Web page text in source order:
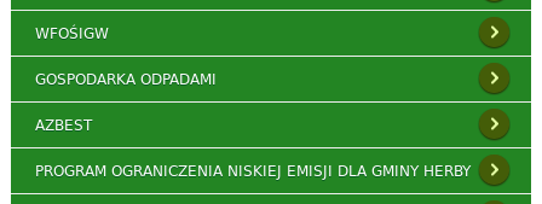
WFOŚIGW
GOSPODARKA ODPADAMI
AZBEST
PROGRAM OGRANICZENIA NISKIEJ EMISJI DLA GMINY HERBY